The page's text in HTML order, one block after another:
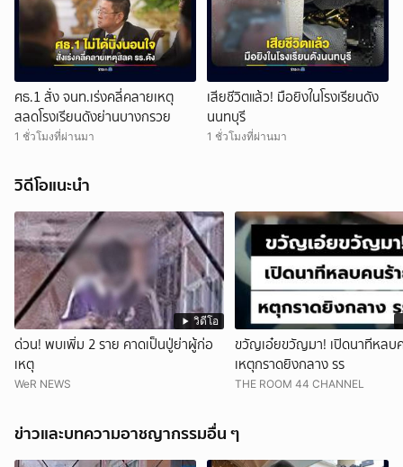
ศธ.1 สั่ง จนท.เร่งคลี่คลายเหตุ
สลดโรงเรียนดังย่านบางกรวย
1 ชั่วโมงที่ผ่านมา
เสียชีวิตแล้ว! มือยิงในโรงเรียนดัง
นนทบุรี
1 ชั่วโมงที่ผ่านมา
วิดีโอแนะนำ
วิดีโอ
ด่วน! พบเพิ่ม 2 ราย คาดเป็นปู่ย่าผู้ก่อ
เหตุ
WeR NEWS
ขวัญเอ๋ยขวัญมา! เปิดนาทีหลบ
เหตุกราดยิงกลาง รร
THE ROOM 44 CHANNEL
ข่าวและบทความอาชญากรรมอื่น ๆ